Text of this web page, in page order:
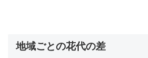
地域ごとの花代の差